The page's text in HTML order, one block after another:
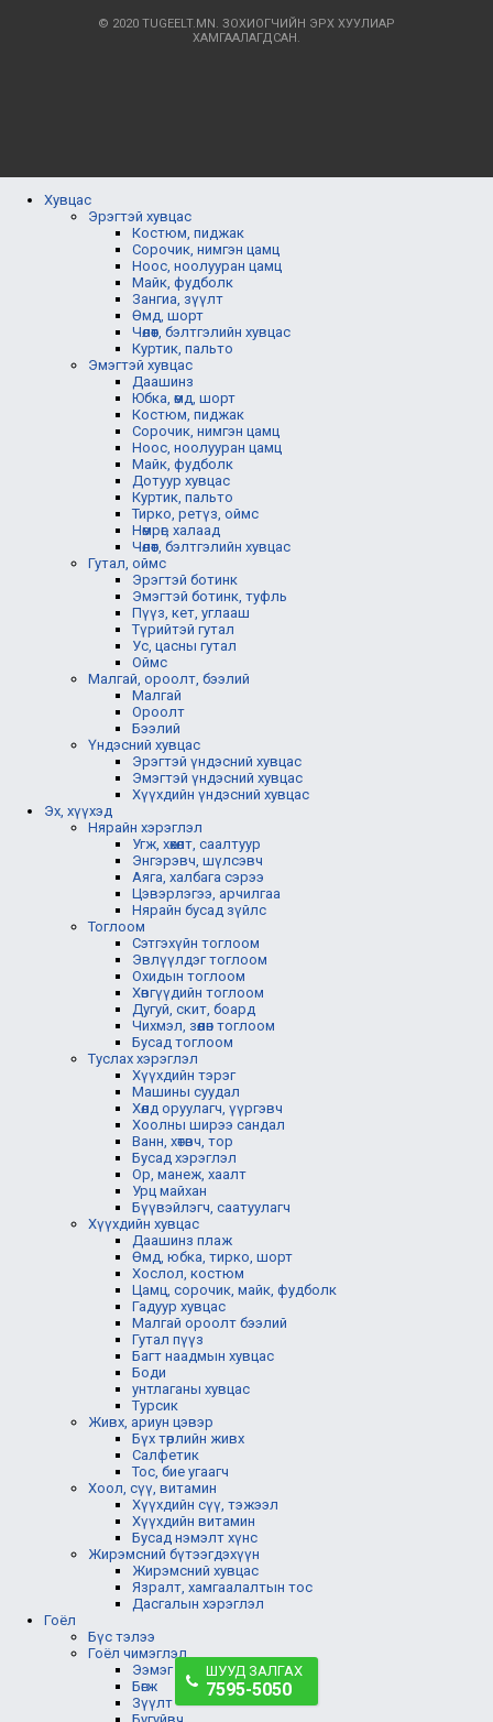
© 2020 TUGEELT.MN. ЗОХИОГЧИЙН ЭРХ ХУУЛИАР
ХАМГААЛАГДСАН.
ШУУД ЗАЛГАХ
7595-5050
Хувцас
Эрэгтэй хувцас
Костюм, пиджак
Сорочик, нимгэн цамц
Ноос, ноолууран цамц
Майк, фудболк
Зангиа, зүүлт
Өмд, шорт
Чөлөөт, бэлтгэлийн хувцас
Куртик, пальто
Эмэгтэй хувцас
Даашинз
Юбка, өмд, шорт
Костюм, пиджак
Сорочик, нимгэн цамц
Ноос, ноолууран цамц
Майк, фудболк
Дотуур хувцас
Куртик, пальто
Тирко, ретүз, оймс
Нөмрөг, халаад
Чөлөөт, бэлтгэлийн хувцас
Гутал, оймс
Эрэгтэй ботинк
Эмэгтэй ботинк, туфль
Пүүз, кет, углааш
Түрийтэй гутал
Ус, цасны гутал
Оймс
Малгай, ороолт, бээлий
Малгай
Ороолт
Бээлий
Үндэсний хувцас
Эрэгтэй үндэсний хувцас
Эмэгтэй үндэсний хувцас
Хүүхдийн үндэсний хувцас
Эх, хүүхэд
Нярайн хэрэглэл
Угж, хөхөлт, саалтуур
Энгэрэвч, шүлсэвч
Аяга, халбага сэрээ
Цэвэрлэгээ, арчилгаа
Нярайн бусад зүйлс
Тоглоом
Сэтгэхүйн тоглоом
Эвлүүлдэг тоглоом
Охидын тоглоом
Хөвгүүдийн тоглоом
Дугуй, скит, боард
Чихмэл, зөөлөн тоглоом
Бусад тоглоом
Туслах хэрэглэл
Хүүхдийн тэрэг
Машины суудал
Хөлд оруулагч, үүргэвч
Хоолны ширээ сандал
Ванн, хөтөвч, тор
Бусад хэрэглэл
Ор, манеж, хаалт
Урц майхан
Бүүвэйлэгч, саатуулагч
Хүүхдийн хувцас
Даашинз плаж
Өмд, юбка, тирко, шорт
Хослол, костюм
Цамц, сорочик, майк, фудболк
Гадуур хувцас
Малгай ороолт бээлий
Гутал пүүз
Багт наадмын хувцас
Боди
унтлаганы хувцас
Турсик
Живх, ариун цэвэр
Бүх төрлийн живх
Салфетик
Тос, бие угаагч
Хоол, сүү, витамин
Хүүхдийн сүү, тэжээл
Хүүхдийн витамин
Бусад нэмэлт хүнс
Жирэмсний бүтээгдэхүүн
Жирэмсний хувцас
Язралт, хамгаалалтын тос
Дасгалын хэрэглэл
Гоёл
Бүс тэлээ
Гоёл чимэглэл
Ээмэг
Бөгж
Зүүлт